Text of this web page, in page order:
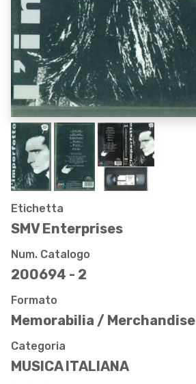
Etichetta
SMV Enterprises
Num. Catalogo
200694 - 2
Formato
Memorabilia / Merchandise
Categoria
MUSICA ITALIANA